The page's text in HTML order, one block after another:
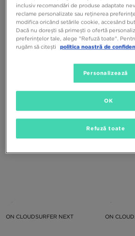
849,99
ON CLOUDSURFER NEXT ON
inclusiv recomandări de produse adaptate
reclame personalizate sau reținerea
modifica oricând setările cookie, accesând
Dacă nu dorești să primești o ofertă
preferințelor tale, alege "Refuză toate".
rugăm să citești
politica noastră de
Personalizează
Refuză toate
OK